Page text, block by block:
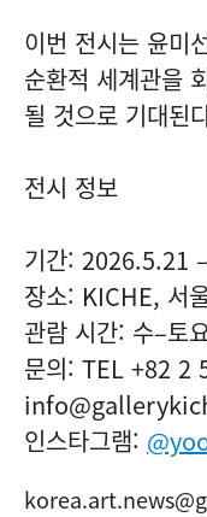
이번 전시는 윤미
순환적 세계관을
될 것으로 기대된
전시 정보
기간: 2026.5.21
장소: KICHE, 서
관람 시간: 수–토
문의: TEL +82 2
인스타그램: